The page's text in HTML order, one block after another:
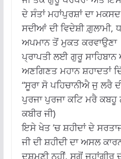
ਦੇ ਸੰਤਾਂ ਮਹਾਂਪੁਰਸ਼ਾਂ ਦਾ
ਸਦੀਆਂ ਦੀ ਵਿਦੇਸ਼ੀ ਗ਼ੁਲਾਮੀ,
ਅਪਮਾਨ ਤੋਂ ਮੁਕਤ
ਪ੍ਰਾਪਤੀ ਲਈ ਗੁਰੂ
ਅਣਗਿਣਤ ਮਹਾਨ ਸ਼ਹਾਦਤਾਂ
“ਸੂਰਾ ਸੋ ਪਹਿਚਾਨੀਐ ਜੁ ਲਰੈ
ਪੁਰਜਾ ਪੁਰਜਾ ਕਟਿ ਮਰੈ
ਕਬੀਰ ਜੀ)
ਇਸੇ ਖੇਤ ’ਚ ਸ਼ਹੀਦਾਂ ਦੇ
ਜੀ ਦੀ ਸ਼ਹੀਦੀ ਦਾ ਅਸਲ
ਦੁਸ਼ਮਣੀ ਨਹੀਂ, ਸਗੋਂ ਜਹਾਂਗੀਰ